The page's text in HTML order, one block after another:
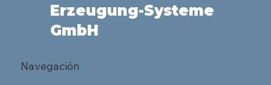
Erzeugung-Systeme
GmbH
Navegación